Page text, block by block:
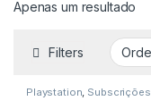
Apenas um resultado
Filters
Playstation, Subscrições